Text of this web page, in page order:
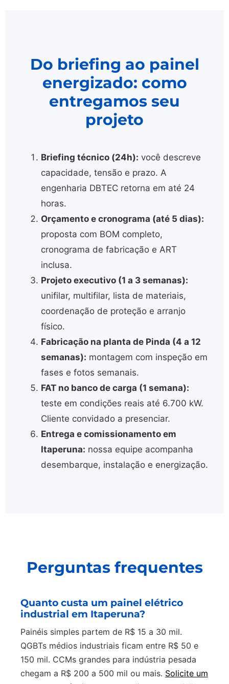
Do briefing ao painel
energizado: como
entregamos seu
projeto
Briefing técnico (24h): você descreve
capacidade, tensão e prazo. A
engenharia DBTEC retorna em até 24
horas.
Orçamento e cronograma (até 5 dias):
proposta com BOM completo,
cronograma de fabricação e ART
inclusa.
Projeto executivo (1 a 3 semanas):
unifilar, multifilar, lista de materiais,
coordenação de proteção e arranjo
físico.
Fabricação na planta de Pinda (4 a 12
semanas): montagem com inspeção em
fases e fotos semanais.
FAT no banco de carga (1 semana):
teste em condições reais até 6.700 kW.
Cliente convidado a presenciar.
Entrega e comissionamento em
Itaperuna: nossa equipe acompanha
desembarque, instalação e energização.
Perguntas frequentes
Quanto custa um painel elétrico
industrial em Itaperuna?
Painéis simples partem de R$ 15 a 30 mil.
QGBTs médios industriais ficam entre R$ 50 e
150 mil. CCMs grandes para indústria pesada
chegam a R$ 200 a 500 mil ou mais. Solicite um